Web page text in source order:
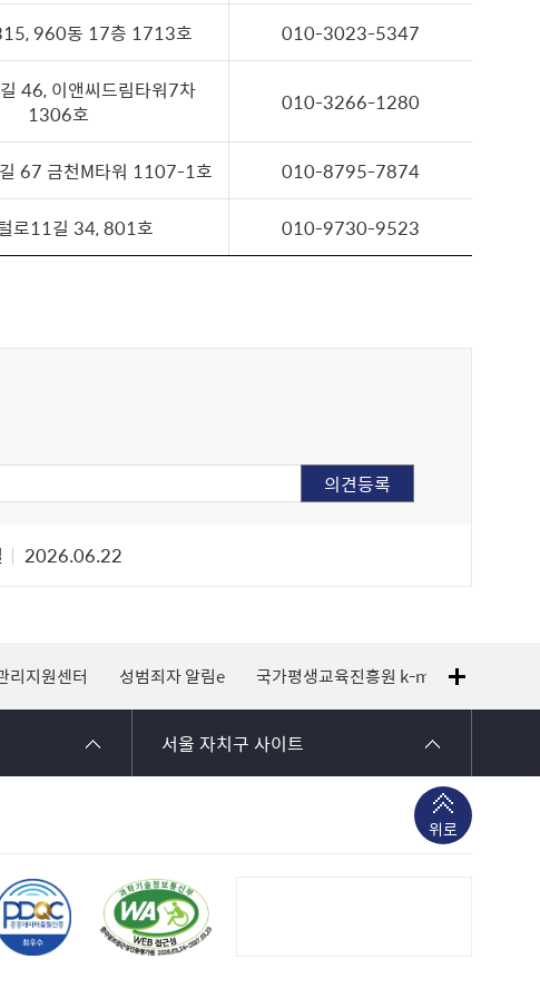
960동 17층 1713호 010-3023-5347
46, 이앤씨드림타워7차
1306호
010-3266-1280
67 금천M타워 1107-1호 010-8795-7874
로11길 34, 801호 010-9730-9523
2026.06.22
리지원센터 성범죄자 알림e 국가평생교육진흥원 k-mooc
서울 자치구 사이트
위로